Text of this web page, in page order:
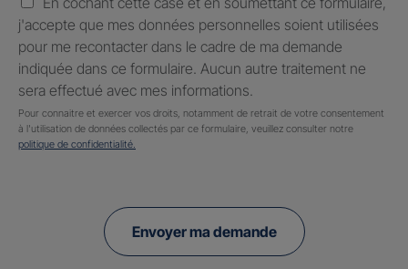
j'accepte que mes données personnelles soient utilisées
pour me recontacter dans le cadre de ma demande
indiquée dans ce formulaire. Aucun autre traitement ne
sera effectué avec mes informations.
Pour connaitre et exercer vos droits, notamment de retrait de votre consentement
à l'utilisation de données collectés par ce formulaire, veuillez consulter notre
politique de confidentialité.
Envoyer ma demande